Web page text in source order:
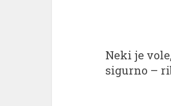
Neki je
sigurno –